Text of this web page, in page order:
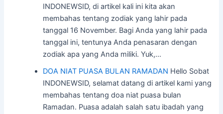
INDONEWSID, di artikel kali ini kita akan
membahas tentang zodiak yang lahir pada
tanggal 16 November. Bagi Anda yang lahir pada
tanggal ini, tentunya Anda penasaran dengan
zodiak apa yang Anda miliki. Yuk,…
DOA NIAT PUASA BULAN RAMADAN Hello Sobat
INDONEWSID, selamat datang di artikel kami yang
membahas tentang doa niat puasa bulan
Ramadan. Puasa adalah salah satu ibadah yang